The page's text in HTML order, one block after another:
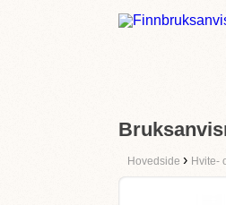
Hovedside › Hvite-